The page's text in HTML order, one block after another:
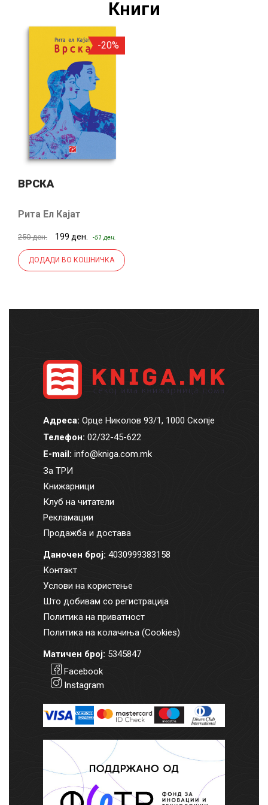
Книги
-20%
ВРСКА
Рита Ел Кајат
250 ден. 199 ден. -51 ден.
ДОДАДИ ВО КОШНИЧКА
Адреса: Орце Николов 93/1, 1000 Скопје
Телефон: 02/32-45-622
E-mail: info@kniga.com.mk
За ТРИ
Книжарници
Клуб на читатели
Рекламации
Продажба и достава
Даночен број: 4030999383158
Контакт
Услови на користење
Што добивам со регистрација
Политика на приватност
Политика на колачиња (Cookies)
Матичен број: 5345847
Facebook
Instagram